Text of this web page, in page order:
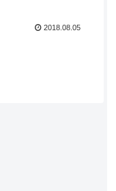
2018.08.05